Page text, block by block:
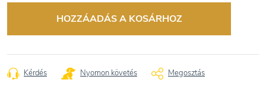
HOZZÁADÁS A KOSÁRHOZ
Kérdés Nyomon követés Megosztás